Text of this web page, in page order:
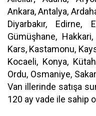
Ankara, Antalya,
Diyarbakır, Edirne,
Gümüşhane,
Kars, Kastamonu,
Kocaeli, Konya,
Ordu, Osmaniye,
Van illerinde satışa
120 ay vade ile sahip